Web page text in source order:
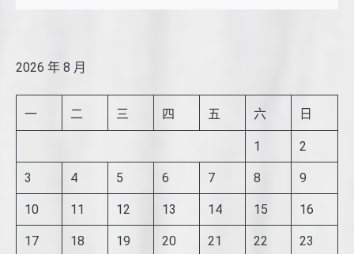
2026 年 8 月
一 二 三 四 五 六 日
1 2
3 4 5 6 7 8 9
10 11 12 13 14 15 16
17 18 19 20 21 22 23